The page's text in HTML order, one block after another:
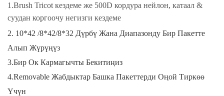
1.Brush Tricot кездеме же 500D кордура нейлон, катаал &
суудан коргоочу негизги кездеме
2. 10*42 /8*42/8*32 Дүрбү Жана Диапазонду Бир Пакетте
Алып Жүрүңүз
3.Бир Ок Кармагычты Бекитиңиз
4.Removable Жабдыктар Башка Пакеттерди Оңой Тиркөө
Үчүн